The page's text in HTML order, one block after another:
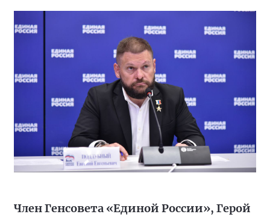
Член Генсовета «Единой России», Герой